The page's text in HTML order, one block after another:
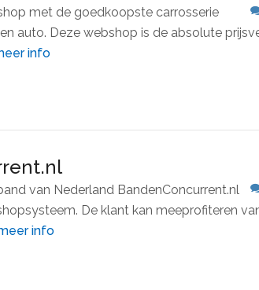
met de goedkoopste carrosserie
auto. Deze webshop is de absolute
info
van Nederland BandenConcurrent.nl
De klant kan meeprofiteren
info